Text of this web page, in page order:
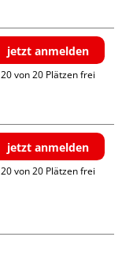
jetzt anmelden
20 von 20 Plätzen frei
jetzt anmelden
20 von 20 Plätzen frei